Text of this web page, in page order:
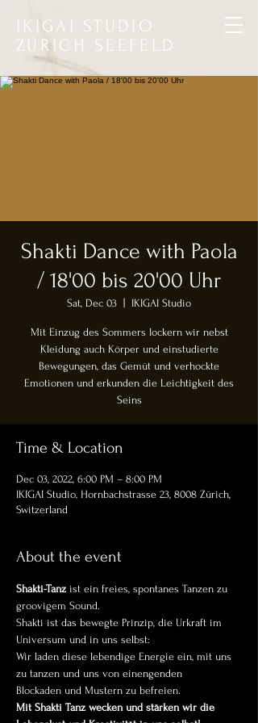
IKIGAI STUDIO
ZÜRICH SEEFELD
Shakti Dance with Paola
/ 18'00 bis 20'00 Uhr
Sat, Dec 03 IKIGAI Studio
Mit Einzug des Sommers lockern wir nebst
Kleidung auch Körper und einstudierte
Bewegungen, das Gemüt und verhockte
Emotionen und erkunden die Leichtigkeit des
Seins
Time & Location
Dec 03, 2022, 6:00 PM – 8:00 PM
IKIGAI Studio, Hornbachstrasse 23, 8008 Zürich,
Switzerland
About the event
Shakti-Tanz ist ein freies, spontanes Tanzen zu
groovigem Sound.
Shakti ist das bewegte Prinzip, die Urkraft im
Universum und in uns selbst:
Wir laden diese lebendige Energie ein, mit uns
zu tanzen und uns von einengenden
Blockaden und Mustern zu befreien.
Mit Shakti Tanz wecken und stärken wir die